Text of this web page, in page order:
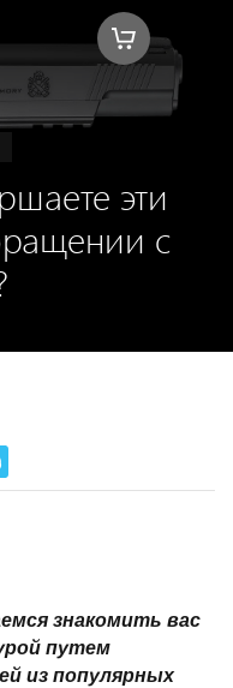
эти
с
знакомить вас
путем
из популярных